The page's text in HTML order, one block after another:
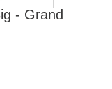
- Grand